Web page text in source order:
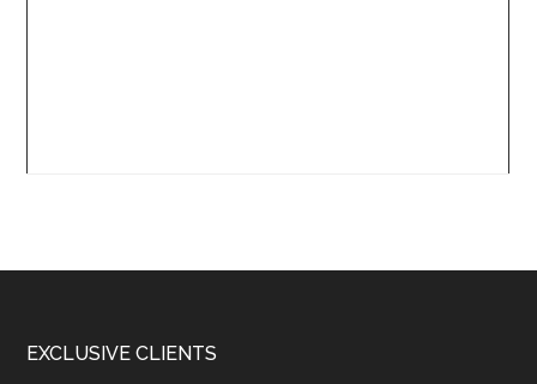
Footer
EXCLUSIVE CLIENTS